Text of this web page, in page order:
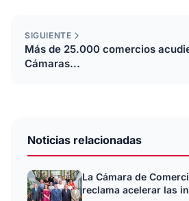
SIGUIENTE
Más de 25.000 comercios
Cámaras...
Noticias relacionadas
La Cámara de
reclama acelerar las